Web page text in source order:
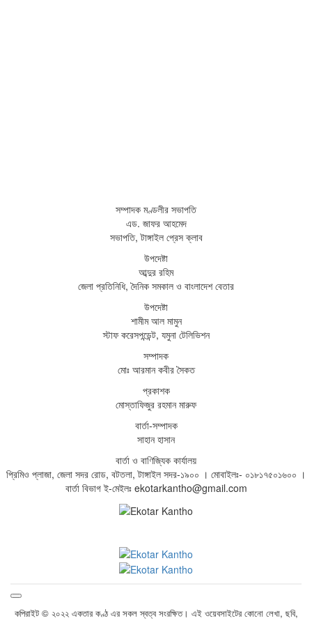
সম্পাদক মণ্ডলীর সভাপতি
এড. জাফর আহমেদ
সভাপতি, টাঙ্গাইল প্রেস ক্লাব
উপদেষ্টা
আব্দুর রহিম
জেলা প্রতিনিধি, দৈনিক সমকাল ও বাংলাদেশ বেতার
উপদেষ্টা
শামীম আল মামুন
স্টাফ করেসপন্ডেন্ট, যমুনা টেলিভিশন
সম্পাদক
মোঃ আরমান কবীর সৈকত
প্রকাশক
মোস্তাফিজুর রহমান মারুফ
বার্তা-সম্পাদক
সাহান হাসান
বার্তা ও বাণিজ্যিক কার্যালয়
প্রিমিও প্লাজা, জেলা সদর রোড, বটতলা, টাঙ্গাইল সদর-১৯০০ । মোবাইলঃ- ০১৮১৭৫০১৬০০ ।
বার্তা বিভাগ ই-মেইলঃ ekotarkantho@gmail.com
কপিরাইট © ২০২২ একতার কণ্ঠ এর সকল স্বত্ব সংরক্ষিত। এই ওয়েবসাইটের কোনো লেখা, ছবি,